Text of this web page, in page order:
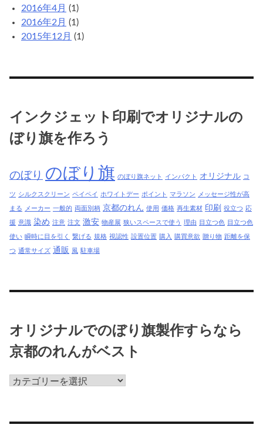
2016年4月 (1)
2016年2月 (1)
2015年12月 (1)
インクジェット印刷でオリジナルの
ぼり旗を作ろう
のぼり のぼり旗 のぼり旗ネット インパクト オリジナル コ
ツ シルクスクリーン ペイペイ ホワイトデー ポイント マラソン メッセージ性が高
まる メーカー 一般的 両面別柄 京都のれん 使用 価格 再生素材 印刷 役立つ 応
援 意識 染め 注意 注文 激安 物産展 狭いスペースで使う 理由 目立つ色 目立つ色
使い 瞬時に目を引く 繋げる 規格 視認性 設置位置 購入 購買意欲 贈り物 距離を保
つ 通常サイズ 通販 風 駐車場
オリジナルでのぼり旗製作すらなら
京都のれんがベスト
オ
ナ